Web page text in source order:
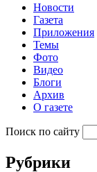
Новости
Газета
Приложения
Темы
Фото
Видео
Блоги
Архив
О газете
Поиск по сайту
Рубрики